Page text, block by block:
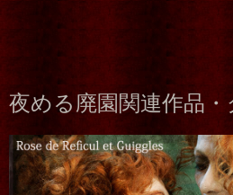
夜める廃園関連作品